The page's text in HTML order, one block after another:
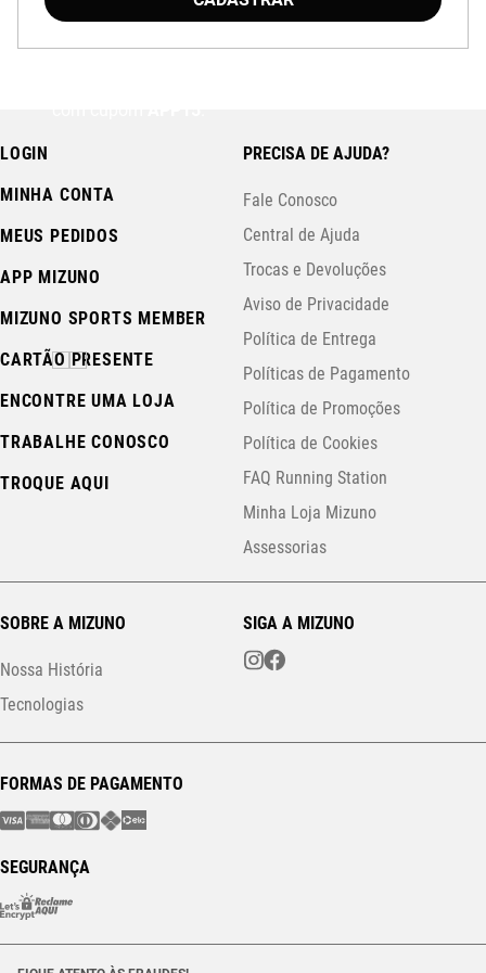
LOGIN
MINHA CONTA
MEUS PEDIDOS
APP MIZUNO
MIZUNO SPORTS MEMBER
CARTÃO PRESENTE
ENCONTRE UMA LOJA
TRABALHE CONOSCO
TROQUE AQUI
PRECISA DE AJUDA?
Fale Conosco
Central de Ajuda
Trocas e Devoluções
Aviso de Privacidade
Política de Entrega
Políticas de Pagamento
Política de Promoções
Política de Cookies
FAQ Running Station
Minha Loja Mizuno
Assessorias
SOBRE A MIZUNO
Nossa História
Tecnologias
SIGA A MIZUNO
FORMAS DE PAGAMENTO
SEGURANÇA